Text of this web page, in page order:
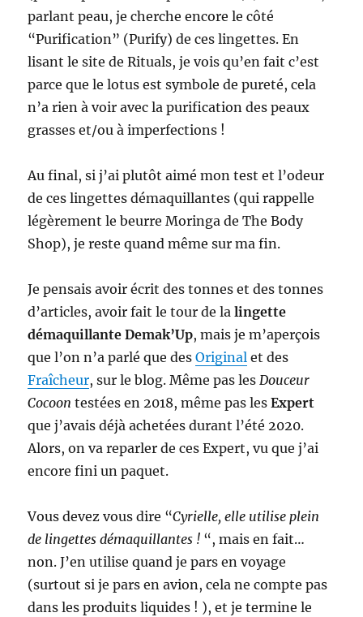
parlant peau, je cherche encore le côté
“Purification” (Purify) de ces lingettes. En
lisant le site de Rituals, je vois qu’en fait c’est
parce que le lotus est symbole de pureté, cela
n’a rien à voir avec la purification des peaux
grasses et/ou à imperfections !
Au final, si j’ai plutôt aimé mon test et l’odeur
de ces lingettes démaquillantes (qui rappelle
légèrement le beurre Moringa de The Body
Shop), je reste quand même sur ma fin.
Je pensais avoir écrit des tonnes et des tonnes
d’articles, avoir fait le tour de lalingette
démaquillante Demak’Up, mais je m’aperçois
que l’on n’a parlé que desOriginal et des
Fraîcheur, sur le blog. Même pas lesDouceur
Cocoon testées en 2018, même pas lesExpert
que j’avais déjà achetées durant l’été 2020.
Alors, on va reparler de ces Expert, vu que j’ai
encore fini un paquet.
Vous devez vous dire “Cyrielle, elle utilise plein
de lingettes démaquillantes ! “, mais en fait…
non. J’en utilise quand je pars en voyage
(surtout si je pars en avion, cela ne compte pas
dans les produits liquides ! ), et je termine le